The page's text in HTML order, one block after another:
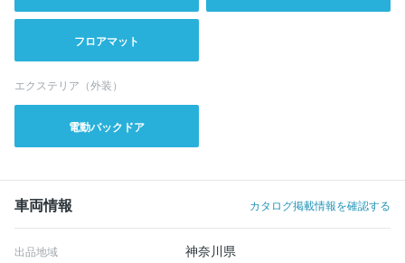
フロアマット
エクステリア（外装）
電動バックドア
車両情報 カタログ掲載情報を確認する
出品地域 神奈川県